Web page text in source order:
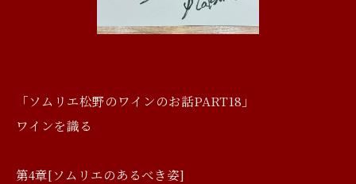
「ソムリエ松野のワインのお話PART18」
ワインを識る
第4章[ソムリエのあるべき姿]